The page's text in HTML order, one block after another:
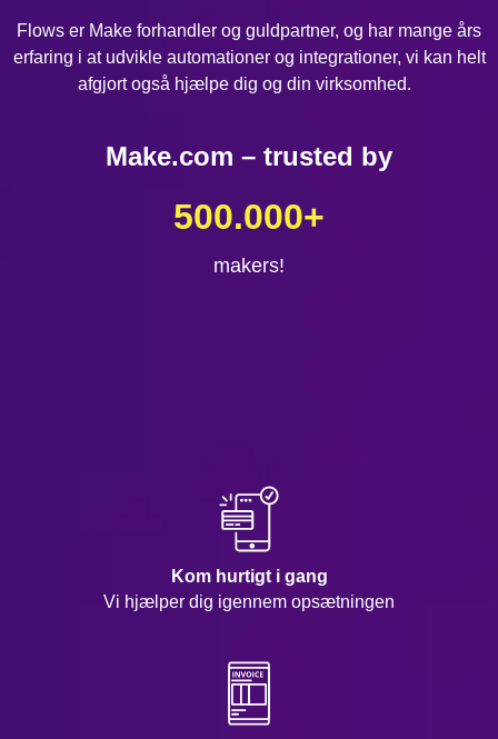
Flows er Make forhandler og guldpartner, og har mange års
erfaring i at udvikle automationer og integrationer, vi kan helt
afgjort også hjælpe dig og din virksomhed.
Make.com – trusted by
makers!
500.000+
Kom hurtigt i gang
Vi hjælper dig igennem opsætningen